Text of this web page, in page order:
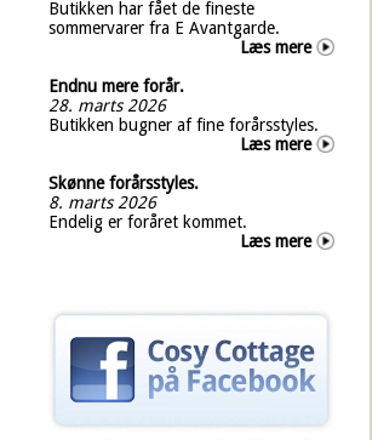
Butikken har fået de fineste
sommervarer fra E Avantgarde.
Læs mere
Endnu mere forår.
28. marts 2026
Butikken bugner af fine forårsstyles.
Læs mere
Skønne forårsstyles.
8. marts 2026
Endelig er foråret kommet.
Læs mere